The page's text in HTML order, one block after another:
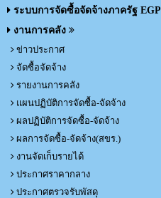
ระบบการจัดซื้อจัดจ้างภาครัฐ EGP
งานการคลัง
ข่าวประกาศ
จัดซื้อจัดจ้าง
รายงานการคลัง
แผนปฏิบัติการจัดซื้อ-จัดจ้าง
ผลปฏิบัติการจัดซื้อ-จัดจ้าง
ผลการจัดซื้อ-จัดจ้าง(สขร.)
งานจัดเก็บรายได้
ประกาศราคากลาง
ประกาศตรวจรับพัสดุ